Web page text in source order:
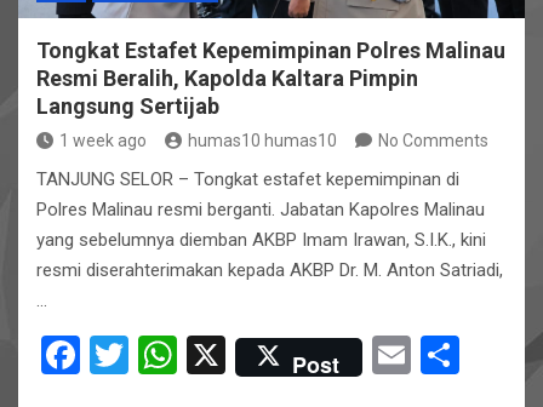
Tongkat Estafet Kepemimpinan Polres Malinau
Resmi Beralih, Kapolda Kaltara Pimpin
Langsung Sertijab
1 week ago humas10 humas10 No Comments
TANJUNG SELOR – Tongkat estafet kepemimpinan di
Polres Malinau resmi berganti. Jabatan Kapolres Malinau
yang sebelumnya diemban AKBP Imam Irawan, S.I.K., kini
resmi diserahterimakan kepada AKBP Dr. M. Anton Satriadi,
…
F
T
W X Post
E